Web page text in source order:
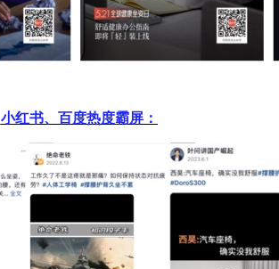
小红书、百度热度霸屏：